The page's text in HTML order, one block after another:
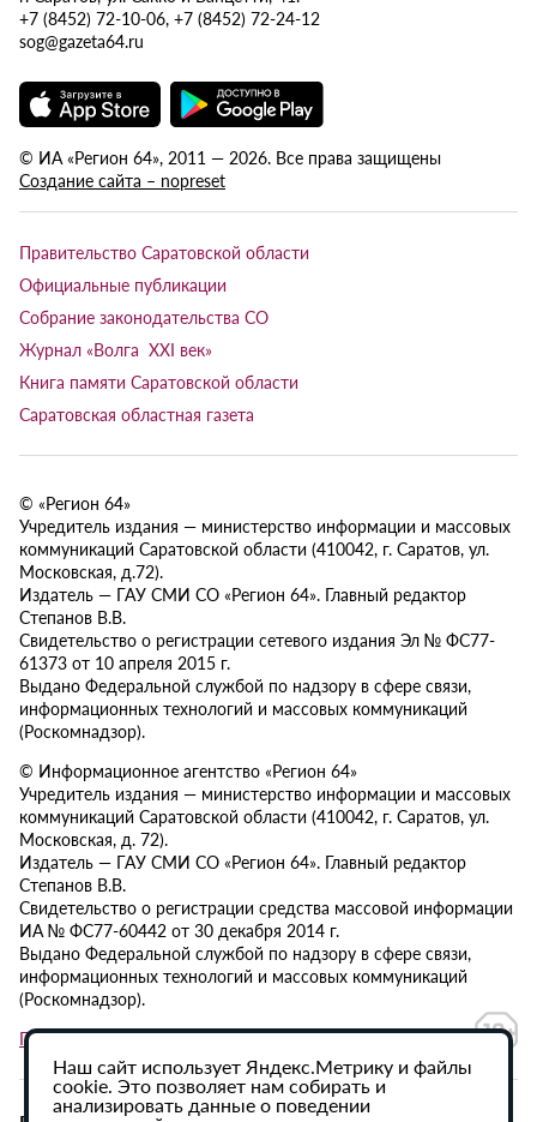
+7 (8452) 72-10-06, +7 (8452) 72-24-12
sog@gazeta64.ru
© ИА «Регион 64», 2011 — 2026. Все права защищены
Создание сайта – nopreset
Правительство Саратовской области
Официальные публикации
Собрание законодательства СО
Журнал «Волга XXI век»
Книга памяти Саратовской области
Саратовская областная газета
© «Регион 64»
Учредитель издания — министерство информации и массовых
коммуникаций Саратовской области (410042, г. Саратов, ул.
Московская, д.72).
Издатель — ГАУ СМИ СО «Регион 64». Главный редактор
Степанов В.В.
Свидетельство о регистрации сетевого издания Эл № ФС77-
61373 от 10 апреля 2015 г.
Выдано Федеральной службой по надзору в сфере связи,
информационных технологий и массовых коммуникаций
(Роскомнадзор).
© Информационное агентство «Регион 64»
Учредитель издания — министерство информации и массовых
коммуникаций Саратовской области (410042, г. Саратов, ул.
Московская, д. 72).
Издатель — ГАУ СМИ СО «Регион 64». Главный редактор
Степанов В.В.
Свидетельство о регистрации средства массовой информации
ИА № ФС77-60442 от 30 декабря 2014 г.
Выдано Федеральной службой по надзору в сфере связи,
информационных технологий и массовых коммуникаций
(Роскомнадзор).
Политика в отношении обработки персональных данных
Наш сайт использует Яндекс.Метрику и файлы
cookie. Это позволяет нам собирать и
анализировать данные о поведении